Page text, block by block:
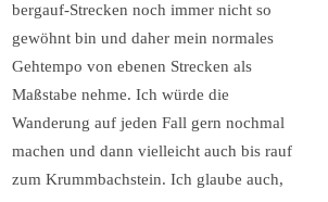
bergauf-Strecken noch immer nicht so
gewöhnt bin und daher mein normales
Gehtempo von ebenen Strecken als
Maßstabe nehme. Ich würde die
Wanderung auf jeden Fall gern nochmal
machen und dann vielleicht auch bis rauf
zum Krummbachstein. Ich glaube auch,